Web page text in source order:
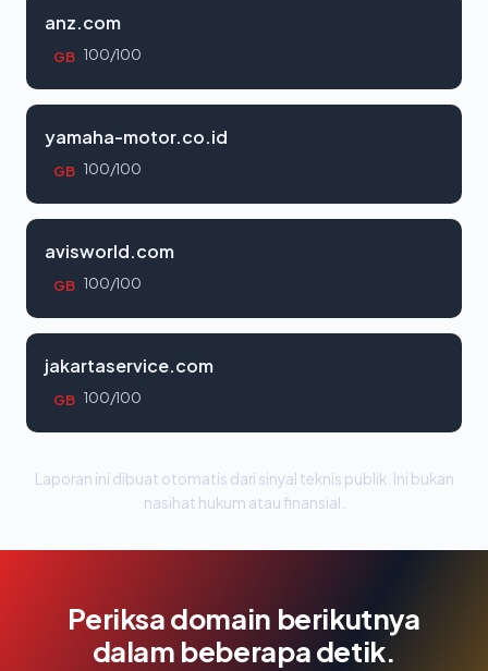
anz.com
GB 100/100
yamaha-motor.co.id
GB 100/100
avisworld.com
GB 100/100
jakartaservice.com
GB 100/100
Laporan ini dibuat otomatis dari sinyal teknis publik. Ini bukan
nasihat hukum atau finansial.
Periksa domain berikutnya
dalam beberapa detik.